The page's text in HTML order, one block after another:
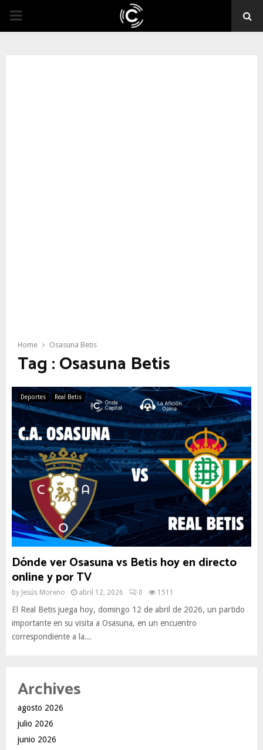
PRIMARY
Home Osasuna Betis
Tag : Osasuna Betis
Deportes Real Betis
Dónde ver Osasuna vs Betis hoy en directo
online y por TV
by Jesús Moreno abril 12, 2026 0 1511
El Real Betis juega hoy, domingo 12 de abril de 2026, un partido
importante en su visita a Osasuna, en un encuentro
correspondiente a la...
Archives
agosto 2026
julio 2026
junio 2026